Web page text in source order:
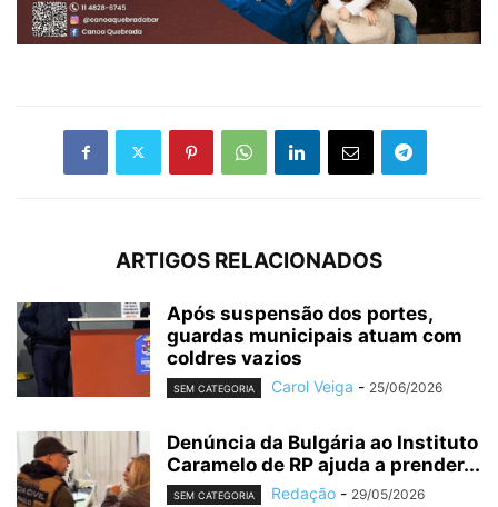
ARTIGOS RELACIONADOS
Após suspensão dos portes,
guardas municipais atuam com
coldres vazios
SEM CATEGORIA Carol Veiga - 25/06/2026
Denúncia da Bulgária ao Instituto
Caramelo de RP ajuda a prender...
SEM CATEGORIA Redação - 29/05/2026